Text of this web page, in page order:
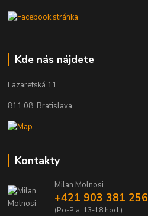
Kde nás nájdete
Lazaretská 11
811 08, Bratislava
Kontakty
Milan Molnosi
+421 903 381 256
(Po-Pia, 13-18 hod.)